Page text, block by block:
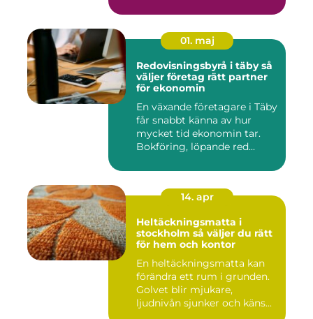
01. maj
Redovisningsbyrå i täby så
väljer företag rätt partner
för ekonomin
En växande företagare i Täby
får snabbt känna av hur
mycket tid ekonomin tar.
Bokföring, löpande red...
14. apr
Heltäckningsmatta i
stockholm så väljer du rätt
för hem och kontor
En heltäckningsmatta kan
förändra ett rum i grunden.
Golvet blir mjukare,
ljudnivån sjunker och käns...